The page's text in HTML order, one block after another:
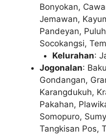
Bonyokan,
Jemawan,
Pandeyan,
Socokangsi,
Kelurahan:
Jogonalan:
Gondangan,
Karangdukuh,
Pakahan,
Somopuro,
Tangkisan Pos,